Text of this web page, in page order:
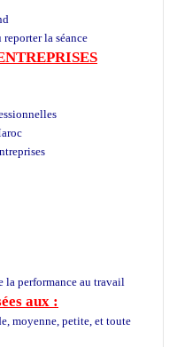
la séance
performance au travail
aux :
moyenne, petite, et toute